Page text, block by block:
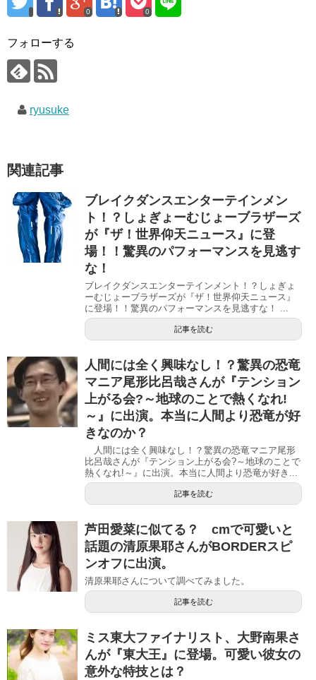
0 0
フォローする
ryusuke
関連記事
ブレイクダンスエンターテインメン
ト！？しょぎょーむじょーブラザーズ
が『ザ！世界仰天ニュース』に登
場！！驚異のパフォーマンスを見逃す
な！
ブレイクダンスエンターテインメント！？しょぎょ
ーむじょーブラザーズが『ザ！世界仰天ニュース』
に登場！！驚異のパフォーマンスを見逃すな！ ...
記事を読む
人間には全く興味なし！？驚異の恐竜
マニア尾形比呂哉さんが『テンション
上がる会?～地球のことで熱くなれ!
～』に出演。本当に人間より恐竜が好
きなのか？
人間には全く興味なし！？驚異の恐竜マニア尾形
比呂哉さんが『テンション上がる会?～地球のことで
熱くなれ!～』に出演。本当に人間より恐竜が好き...
記事を読む
芦田愛菜に似てる？ cmで可愛いと
話題の清原果耶さんがBORDERスピ
ンオフに出演。
清原果耶さんについて調べてみました。
記事を読む
ミス東大ファイナリスト、大野南果さ
んが『東大王』に登場。可愛い彼女の
意外な特技とは？